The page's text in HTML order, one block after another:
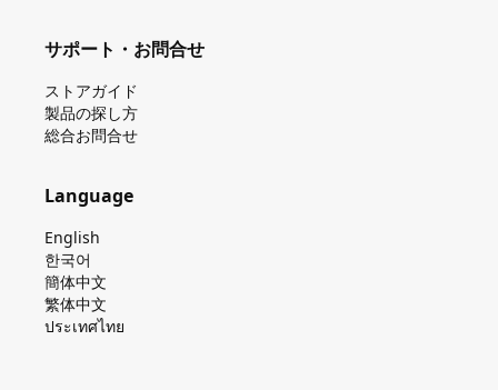
サポート・お問合せ
ストアガイド
製品の探し⽅
総合お問合せ
Language
English
한국어
簡体中文
繁体中文
ประเทศไทย